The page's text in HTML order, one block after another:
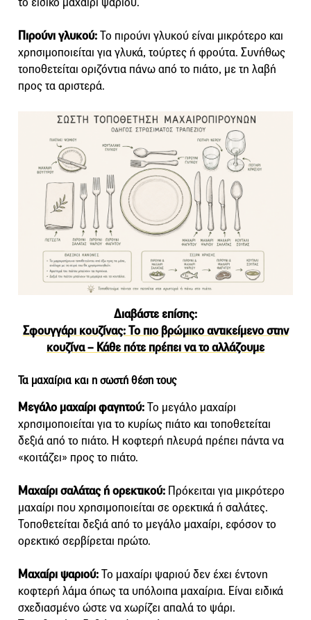
Πιρούνι γλυκού:Το πιρούνι γλυκού είναι μικρότερο και
χρησιμοποιείται για γλυκά, τούρτες ή φρούτα. Συνήθως
τοποθετείται οριζόντια πάνω από το πιάτο, με τη λαβή
προς τα αριστερά.
Διαβάστε επίσης:
Σφουγγάρι κουζίνας: Το πιο βρώμικο αντικείμενο στην
κουζίνα – Κάθε πότε πρέπει να το αλλάζουμε
Τα μαχαίρια και η σωστή θέση τους
Μεγάλο μαχαίρι φαγητού:Το μεγάλο μαχαίρι
χρησιμοποιείται για το κυρίως πιάτο και τοποθετείται
δεξιά από το πιάτο. Η κοφτερή πλευρά πρέπει πάντα να
«κοιτάζει» προς το πιάτο.
Μαχαίρι σαλάτας ή ορεκτικού: Πρόκειται για μικρότερο
μαχαίρι που χρησιμοποιείται σε ορεκτικά ή σαλάτες.
Τοποθετείται δεξιά από το μεγάλο μαχαίρι, εφόσον το
ορεκτικό σερβίρεται πρώτο.
Μαχαίρι ψαριού:Το μαχαίρι ψαριού δεν έχει έντονη
κοφτερή λάμα όπως τα υπόλοιπα μαχαίρια. Είναι ειδικά
σχεδιασμένο ώστε να χωρίζει απαλά το ψάρι.